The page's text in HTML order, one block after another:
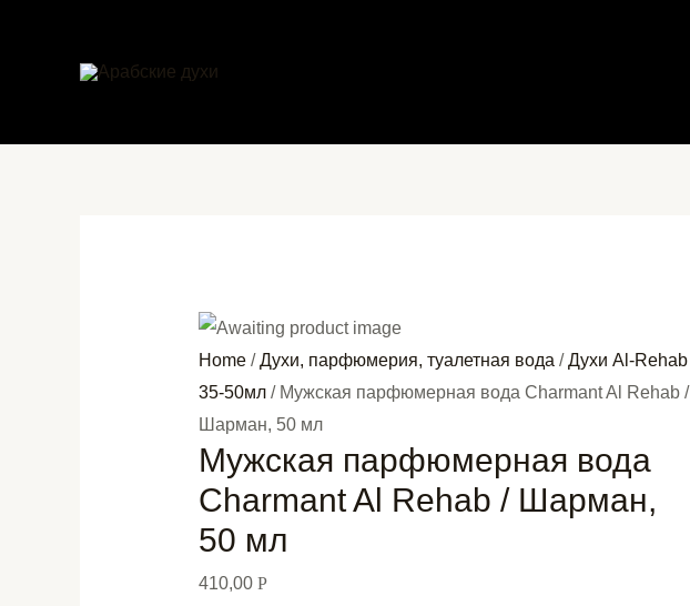
содержимому
Home/Духи, парфюмерия, туалетная вода /Духи Al-Rehab
35-50мл/ Мужская парфюмерная вода Charmant Al Rehab /
Шарман, 50 мл
Мужская парфюмерная вода
Charmant Al Rehab / Шарман,
50 мл
410,00 Р